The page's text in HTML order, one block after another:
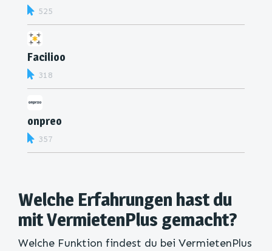
525
Facilioo
318
onpreo
357
Welche Erfahrungen hast du
mit VermietenPlus gemacht?
Welche Funktion findest du bei VermietenPlus